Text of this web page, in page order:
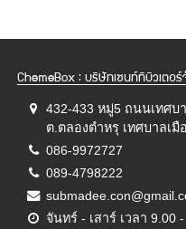
ChemeBox : บริษัทเซนท์ทิบิวเตอร์
432-433 หมู่5 ถนนเทศบ
ต.ตลองตำหรุ เทศบาลเมื
086-9972727
089-4798222
จันทร์ - เสาร์ เวลา 9.00